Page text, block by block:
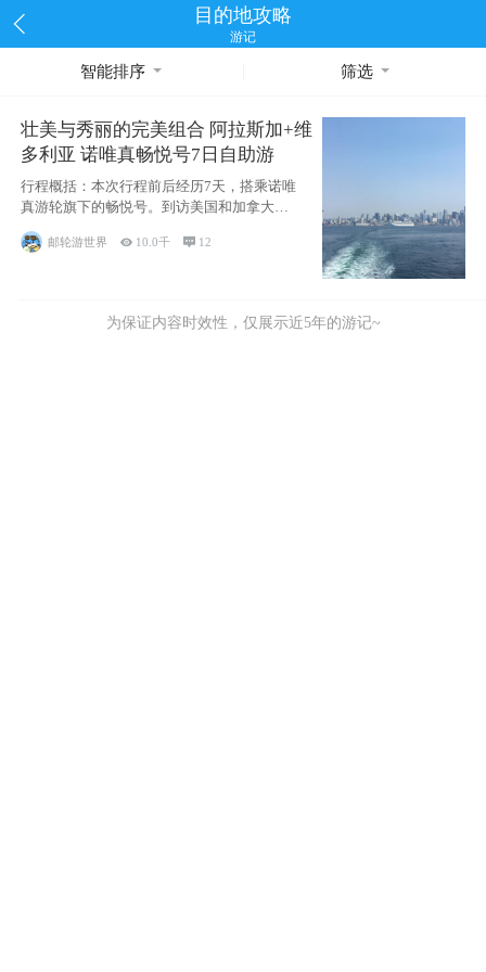
目的地攻略
游记
智能排序 筛选
壮美与秀丽的完美组合 阿拉斯加+维
多利亚 诺唯真畅悦号7日自助游
行程概括：本次行程前后经历7天，搭乘诺唯
真游轮旗下的畅悦号。到访美国和加拿大的4
个州/省：美国华盛顿州
邮轮游世界  10.0千  12
为保证内容时效性，仅展示近5年的游记~